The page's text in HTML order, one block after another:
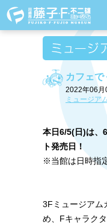
カフェで
2022年06月
ミュージア
本日6/5(日)は、
ト発売日！
※当館は日時指
3Fミュージアム
め、Fキャラク